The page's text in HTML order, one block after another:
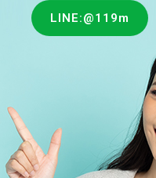
LINE:@119m